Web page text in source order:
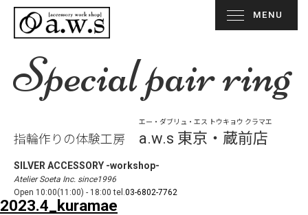
Special pair ring
指輪作りの体験工房
エー・ダブリュ・エス トウキョウ クラマエ
a.w.s 東京・蔵前店
SILVER ACCESSORY -workshop-
Atelier Soeta Inc. since1996
Open 10:00(11:00) - 18:00 tel.03-6802-7762
MENU
2023.4_kuramae